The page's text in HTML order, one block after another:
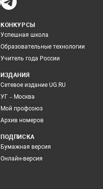
КОНКУРСЫ
Успешная школа
Образовательные технологии
Учитель года России
ИЗДАНИЯ
Сетевое издание UG.RU
УГ – Москва
Мой профсоюз
Архив номеров
ПОДПИСКА
Бумажная версия
Онлайн-версия